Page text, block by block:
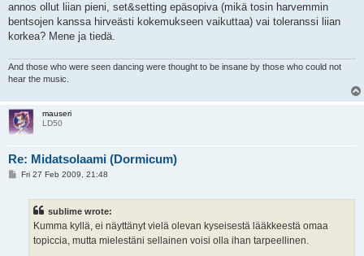
annos ollut liian pieni, set&setting epäsopiva (mikä tosin harvemmin
bentsojen kanssa hirveästi kokemukseen vaikuttaa) vai toleranssi liian
korkea? Mene ja tiedä.
And those who were seen dancing were thought to be insane by those who could not
hear the music.
mauseri
LD50
Re: Midatsolaami (Dormicum)
PFri 27 Feb 2009, 21:48
sublime wrote:
Kumma kyllä, ei näyttänyt vielä olevan kyseisestä lääkkeestä omaa
topiccia, mutta mielestäni sellainen voisi olla ihan tarpeellinen.